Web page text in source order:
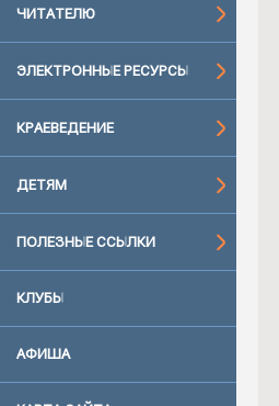
ЧИТАТЕЛЮ
ЭЛЕКТРОННЫЕ РЕСУРСЫ
КРАЕВЕДЕНИЕ
ДЕТЯМ
ПОЛЕЗНЫЕ ССЫЛКИ
КЛУБЫ
АФИША